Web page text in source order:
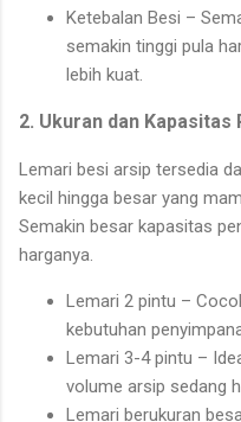
Ketebalan Besi –
semakin tinggi pula
lebih kuat.
2. Ukuran dan Kapasitas
Lemari besi arsip tersedia
kecil hingga besar yang
Semakin besar kapasitas
harganya.
Lemari 2 pintu –
kebutuhan
Lemari 3-4 pintu –
volume arsip sedang
Lemari berukuran